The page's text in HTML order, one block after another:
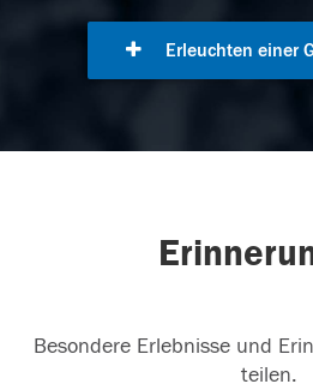
Erleuchten einer
Besondere Erlebnisse und
teilen.